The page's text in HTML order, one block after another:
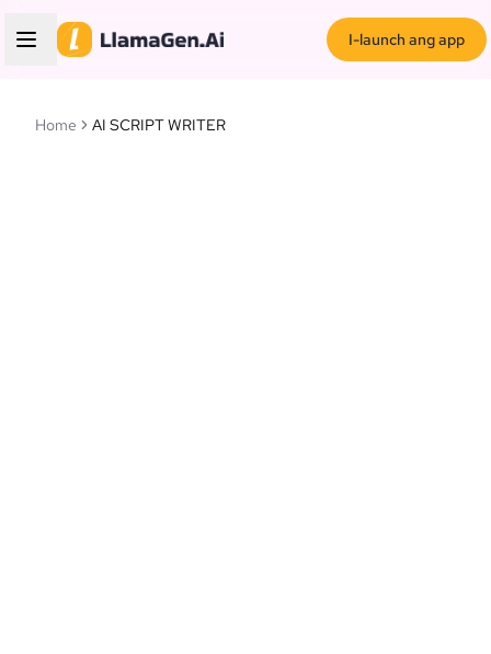
I-launch ang app
Home AI SCRIPT WRITER